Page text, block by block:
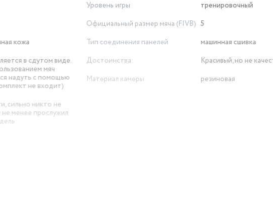
кожа
в сдутом виде.
мяч
надуть с помощью
не входит)
сильно никто не
не менее прослужил
Уровень игры
тренировочный
Официальный размер мяча (FIVB) 5
Тип соединения панелей
машинная сшивка
Достоинства:
Красивый, но не
Материал камеры
резиновая